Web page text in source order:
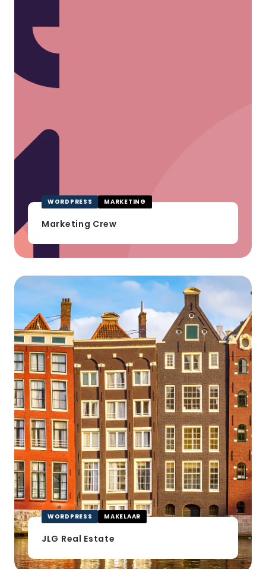
WORDPRESS MARKETING
Marketing Crew
JLG
Estate
WORDPRESS MAKELAAR
JLG Real Estate